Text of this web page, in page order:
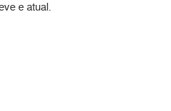
e atual.